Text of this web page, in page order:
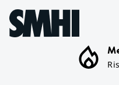
Hoppa till sidans innehåll